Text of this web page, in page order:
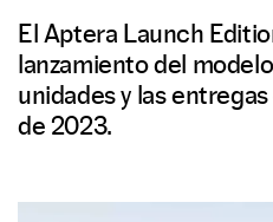
El Aptera Launch
lanzamiento del
unidades y las
de 2023.